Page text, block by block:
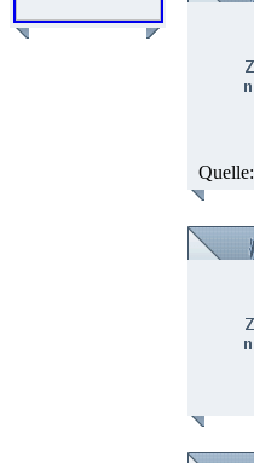
Quelle: